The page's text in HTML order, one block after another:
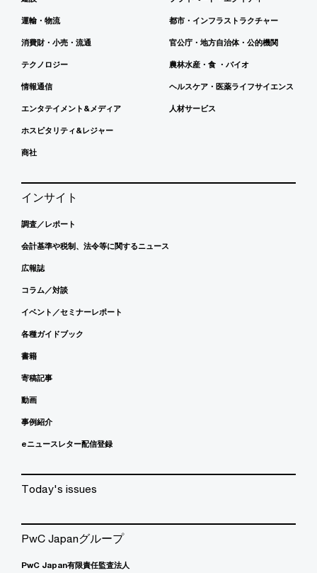
運輸・物流
消費財・小売・流通
テクノロジー
情報通信
エンタテイメント&メディア
ホスピタリティ&レジャー
商社
都市・インフラストラクチャー
官公庁・地方自治体・公的機関
農林水産・食 ・バイオ
ヘルスケア・医薬ライフサイエンス
人材サービス
インサイト
調査／レポート
会計基準や税制、法令等に関するニュース
広報誌
コラム／対談
イベント／セミナーレポート
各種ガイドブック
書籍
寄稿記事
動画
事例紹介
eニュースレター配信登録
Today's issues
PwC Japanグループ
PwC Japan有限責任監査法人